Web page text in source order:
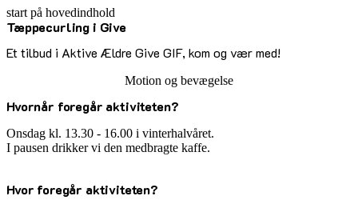
start på hovedindhold
Tæppecurling i Give
Et tilbud i Aktive Ældre Give GIF, kom og vær med!
senest opdateret 29. juni 2026
Motion og bevægelse
Hvornår foregår aktiviteten?
Onsdag kl. 13.30 - 16.00 i vinterhalvåret.
I pausen drikker vi den medbragte kaffe.
Hvor foregår aktiviteten?